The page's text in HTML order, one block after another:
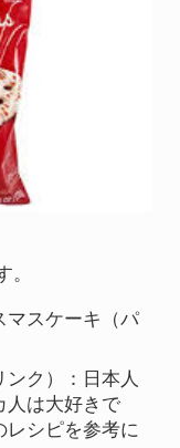
マスケーキ（パ
ク）：日本人
人は大好きで
レシピを参考に